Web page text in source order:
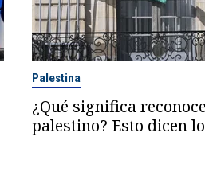
Palestina
¿Qué significa
palestino? Esto dicen